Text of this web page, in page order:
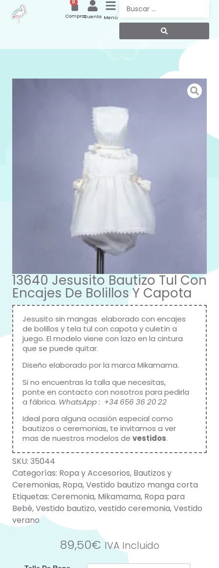
Menú
Cuenta
0
Compras
13640 Jesusito Bautizo Tul Con
Encajes De Bolillos Y Capota
Jesusito sin mangas elaborado con encajes
de bolillos y tela tul con capota y culetín a
juego. El modelo viene con lazo en la cintura
que se puede quitar.
Diseño elaborado por la marca Mikamama.
Si no encuentras la talla que necesitas,
ponte en contacto con nosotros para pedirla
a fábrica. WhatsApp : +34 656 36 20 22
Ideal para alguna ocasión especial como
bautizos o ceremonias, te invitamos a ver
mas de nuestros modelos de vestidos.
SKU: 35044
Categorías: Ropa y Accesorios, Bautizos y
Ceremonias, Ropa,Vestido bautizo manga corta
Etiquetas: Ceremonia, Mikamama, Ropa para
Bebé,Vestido bautizo,vestido ceremonia,Vestido
verano
89,50€ IVA Incluido